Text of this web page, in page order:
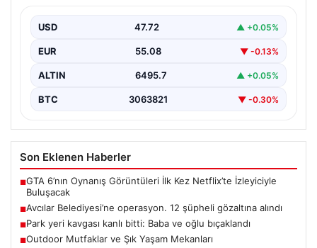
12 Şüpheli Gözaltına Alındı", "content": "İstanbul'un
önemli ilçelerinden Avcılar'da…
USD 47.72 ▲ +0.05%
EUR 55.08 ▼ -0.13%
ALTIN 6495.7 ▲ +0.05%
BTC 3063821 ▼ -0.30%
Son Eklenen Haberler
■GTA 6’nın Oynanış Görüntüleri İlk Kez Netflix’te İzleyiciyle
Buluşacak
■Avcılar Belediyesi’ne operasyon. 12 şüpheli gözaltına alındı
■Park yeri kavgası kanlı bitti: Baba ve oğlu bıçaklandı
■Outdoor Mutfaklar ve Şık Yaşam Mekanları